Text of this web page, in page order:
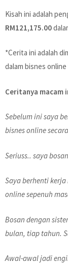
Kisah ini adalah
RM121,175.00
*Cerita ini adalah
dalam bisnes
Ceritanya macam
Sebelum ini saya
bisnes online
Seriuss.. saya
Saya berhenti
online sepenuh
Bosan dengan
bulan, tiap tahun.
Awal-awal jadi